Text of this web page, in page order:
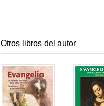
Otros libros del autor